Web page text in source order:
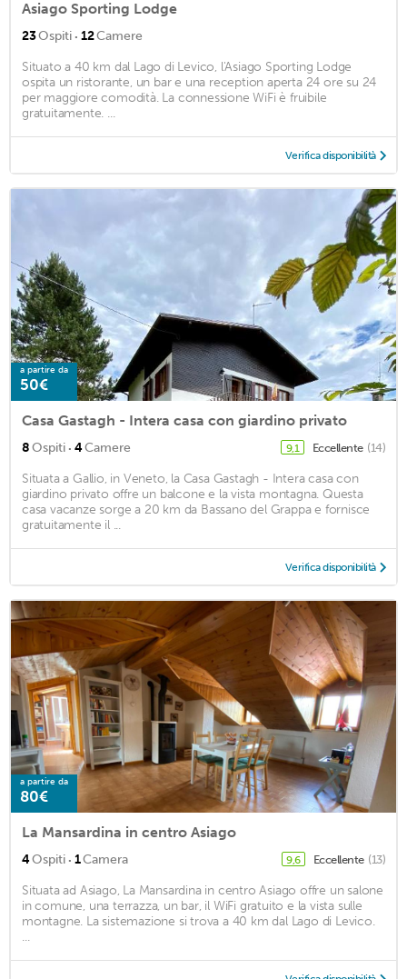
Asiago Sporting Lodge
23Ospiti · 12Camere
Situato a 40 km dal Lago di Levico, l'Asiago Sporting Lodge
ospita un ristorante, un bar e una reception aperta 24 ore su 24
per maggiore comodità. La connessione WiFi è fruibile
gratuitamente. ...
Verifica disponibilità
a partire da
50€
Casa Gastagh - Intera casa con giardino privato
8Ospiti · 4Camere 9,1 Eccellente (14)
Situata a Gallio, in Veneto, la Casa Gastagh - Intera casa con
giardino privato offre un balcone e la vista montagna. Questa
casa vacanze sorge a 20 km da Bassano del Grappa e fornisce
gratuitamente il ...
Verifica disponibilità
a partire da
80€
La Mansardina in centro Asiago
4Ospiti · 1Camera 9,6 Eccellente (13)
Situata ad Asiago, La Mansardina in centro Asiago offre un salone
in comune, una terrazza, un bar, il WiFi gratuito e la vista sulle
montagne. La sistemazione si trova a 40 km dal Lago di Levico.
...